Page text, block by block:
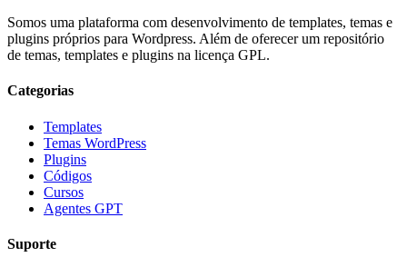
Somos uma plataforma com desenvolvimento de templates, temas e
plugins próprios para Wordpress. Além de oferecer um repositório
de temas, templates e plugins na licença GPL.
Categorias
Templates
Temas WordPress
Plugins
Códigos
Cursos
Agentes GPT
Suporte